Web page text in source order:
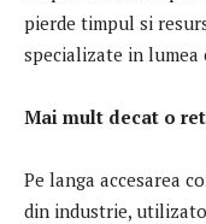
pierde timpul si
specializate in lumea
Mai mult decat o
Pe langa accesarea
din industrie,